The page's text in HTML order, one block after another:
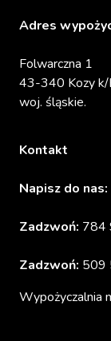
Adres
Folwarczna 1
43-340 Kozy k/
woj. śląskie.
Kontakt
Napisz do nas:
Zadzwoń: 784
Zadzwoń: 509
Wypożyczalnia